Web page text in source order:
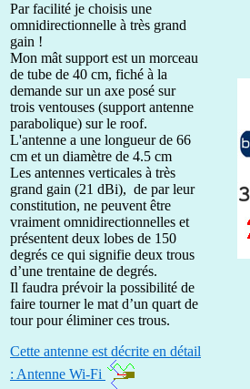
Par facilité je choisis une
omnidirectionnelle à très grand
gain !
Mon mât support est un morceau
de tube de 40 cm, fiché à la
demande sur un axe posé sur
trois ventouses (support antenne
parabolique) sur le roof.
L'antenne a une longueur de 66
cm et un diamètre de 4.5 cm
Les antennes verticales à très
grand gain (21 dBi), de par leur
constitution, ne peuvent être
vraiment omnidirectionnelles et
présentent deux lobes de 150
degrés ce qui signifie deux trous
d’une trentaine de degrés.
Il faudra prévoir la possibilité de
faire tourner le mat d’un quart de
tour pour éliminer ces trous.
Cette antenne est décrite en détail
: Antenne Wi-Fi